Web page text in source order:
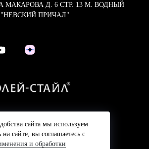
МАКАРОВА Д. 6 СТР. 13 М. ВОДНЫЙ
ПРИЧАЛ"
Cтайл
сайта мы используем
на сайте, вы соглашаетесь с
и обработки